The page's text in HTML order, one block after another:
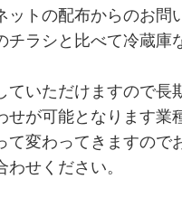
ットの配布からのお問
チラシと比べて冷蔵庫
ていただけますので長
せが可能となります業
て変わってきますので
わせください。